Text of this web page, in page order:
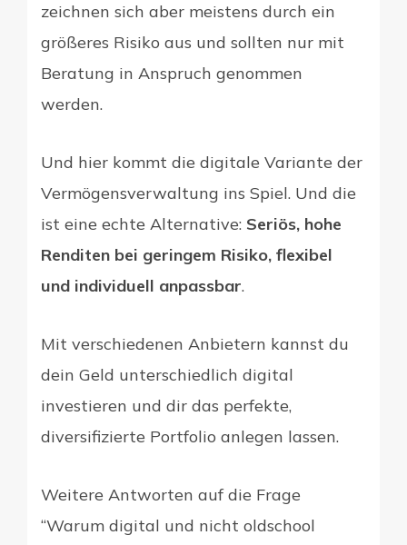
zeichnen sich aber meistens durch ein
größeres Risiko aus und sollten nur mit
Beratung in Anspruch genommen
werden.
Und hier kommt die digitale Variante der
Vermögensverwaltung ins Spiel. Und die
ist eine echte Alternative: Seriös, hohe
Renditen bei geringem Risiko, flexibel
und individuell anpassbar.
Mit verschiedenen Anbietern kannst du
dein Geld unterschiedlich digital
investieren und dir das perfekte,
diversifizierte Portfolio anlegen lassen.
Weitere Antworten auf die Frage
“Warum digital und nicht oldschool